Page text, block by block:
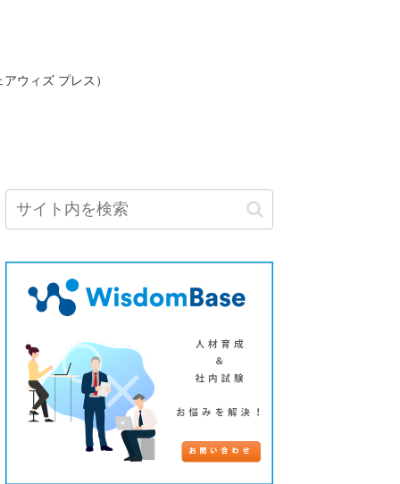
ウィズ プレス）